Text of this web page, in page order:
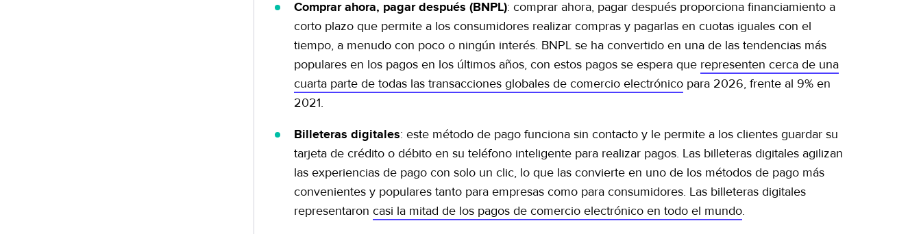
Comprar ahora, pagar después (BNPL): comprar ahora, pagar después proporciona financiamiento a
corto plazo que permite a los consumidores realizar compras y pagarlas en cuotas iguales con el
tiempo, a menudo con poco o ningún interés. BNPL se ha convertido en una de las tendencias más
populares en los pagos en los últimos años, con estos pagos se espera que representen cerca de una
cuarta parte de todas las transacciones globales de comercio electrónico para 2026, frente al 9% en
2021.
Billeteras digitales: este método de pago funciona sin contacto y le permite a los clientes guardar su
tarjeta de crédito o débito en su teléfono inteligente para realizar pagos. Las billeteras digitales agilizan
las experiencias de pago con solo un clic, lo que las convierte en uno de los métodos de pago más
convenientes y populares tanto para empresas como para consumidores. Las billeteras digitales
representaron casi la mitad de los pagos de comercio electrónico en todo el mundo.